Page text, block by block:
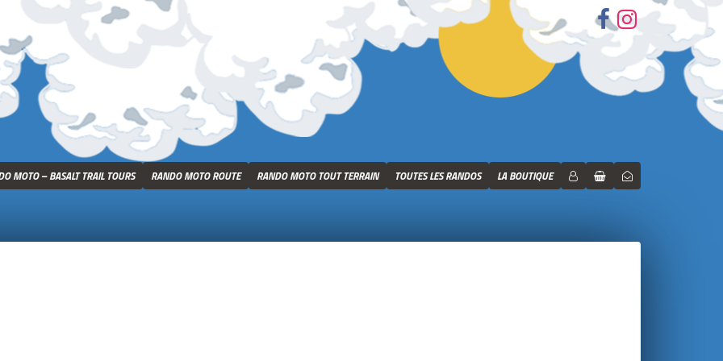
MOTO – BASALT TRAIL TOURS RANDO MOTO ROUTE RANDO MOTO TOUT TERRAIN TOUTES LES RANDOS LA BOUTIQUE